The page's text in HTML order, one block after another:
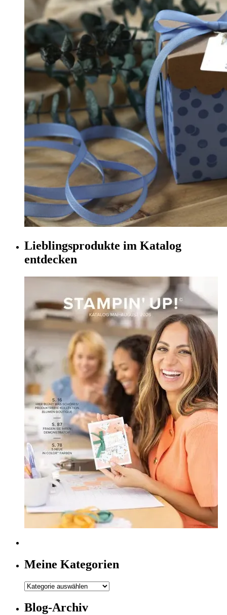
Lieblingsprodukte im Katalog
entdecken
Meine Kategorien
Meine
Blog-Archiv